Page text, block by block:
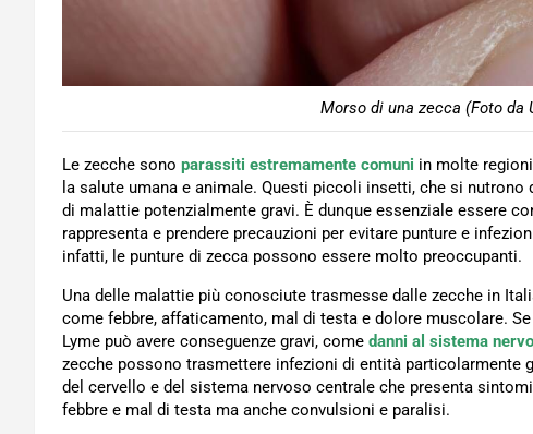
Morso di una zecca (Foto da
Le zecche sono parassiti estremamente comuni in molte
la salute umana e animale. Questi piccoli insetti, che si
di malattie potenzialmente gravi. È dunque essenziale essere
rappresenta e prendere precauzioni per evitare punture e
infatti, le punture di zecca possono essere molto preoccupanti.
Una delle malattie più conosciute trasmesse dalle zecche in
come febbre, affaticamento, mal di testa e dolore muscolare.
Lyme può avere conseguenze gravi, come danni al sistema
zecche possono trasmettere infezioni di entità particolarmente
del cervello e del sistema nervoso centrale che presenta
febbre e mal di testa ma anche convulsioni e paralisi.